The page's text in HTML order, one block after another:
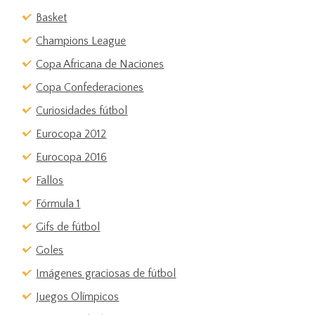
Basket
Champions League
Copa Africana de Naciones
Copa Confederaciones
Curiosidades fútbol
Eurocopa 2012
Eurocopa 2016
Fallos
Fórmula 1
Gifs de fútbol
Goles
Imágenes graciosas de fútbol
Juegos Olímpicos